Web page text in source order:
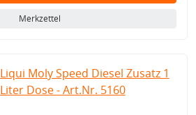
Merkzettel
Liqui Moly Speed Diesel Zusatz 1
Liter Dose - Art.Nr. 5160